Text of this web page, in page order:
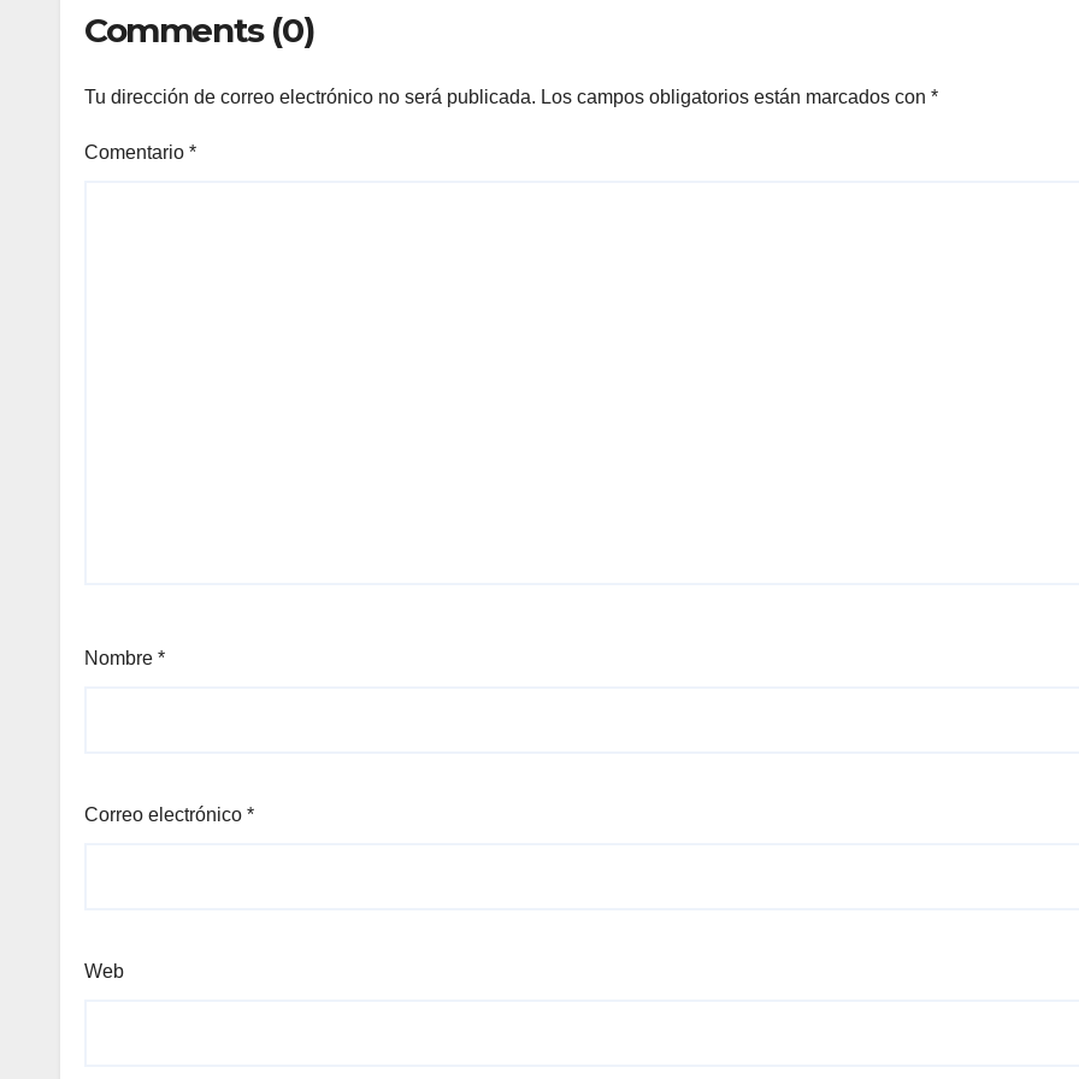
Comments (0)
Tu dirección de correo electrónico no será publicada. Los campos obligatorios están marcados con *
Comentario *
Nombre *
Correo electrónico *
Web